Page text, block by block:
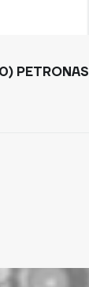
PETRONAS